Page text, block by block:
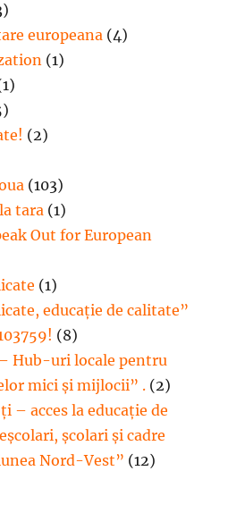
europeana (4)
(1)
(2)
(103)
tara (1)
Out for European
(1)
educație de calitate”
(8)
Hub-uri locale pentru
mici şi mijlocii” . (2)
– acces la educație de
școlari și cadre
Nord-Vest” (12)